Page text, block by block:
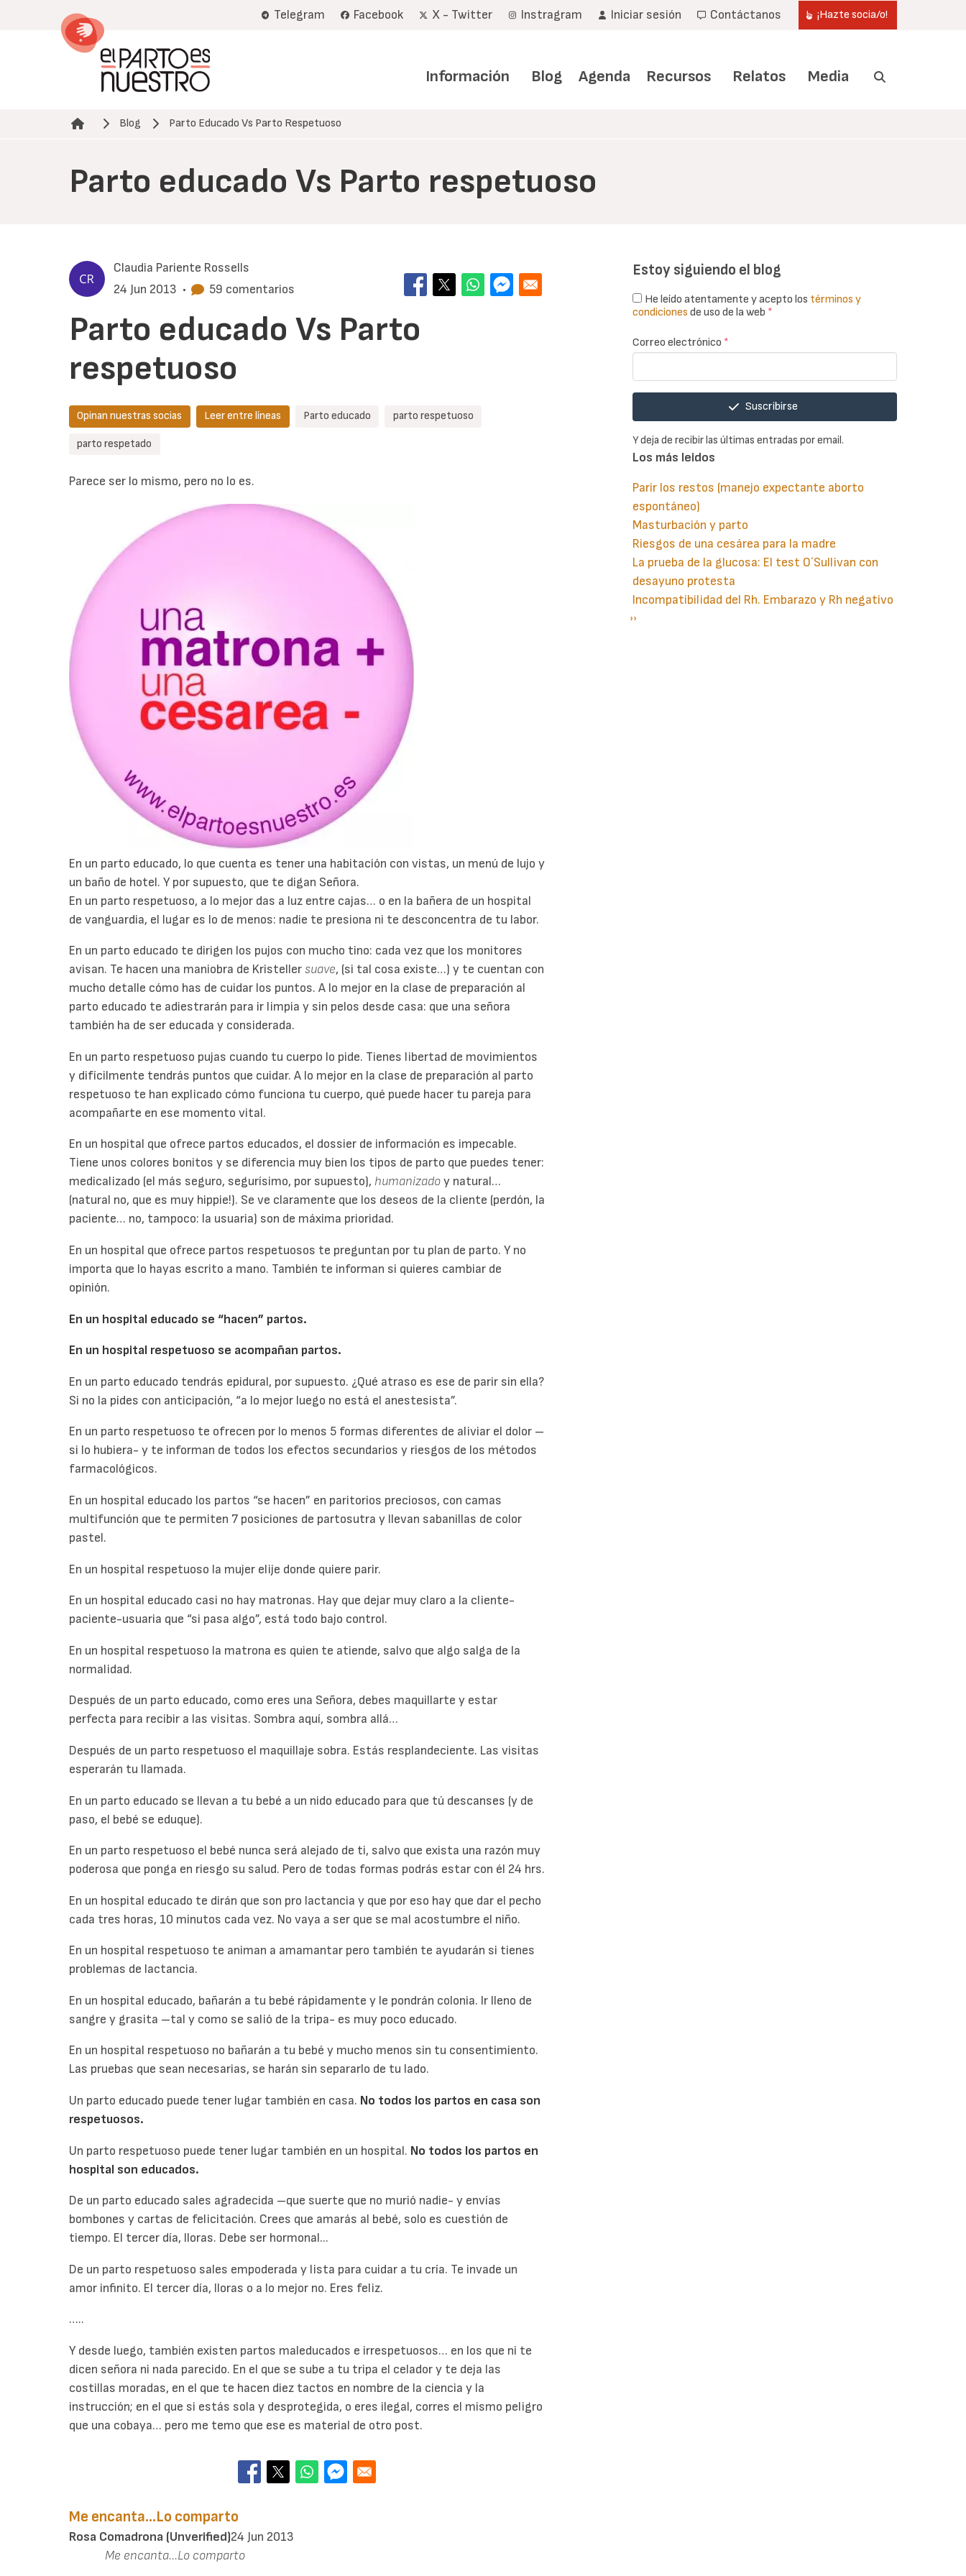
Telegram Facebook X - Twitter Instragram Iniciar sesión Contáctanos ¡Hazte socia/o!
Información Blog Agenda Recursos Relatos Media
Ruta de navegación
Blog Parto Educado Vs Parto Respetuoso
Parto educado Vs Parto respetuoso
Claudia Pariente Rossells
24 Jun 2013 • 59 comentarios
Parto educado Vs Parto
respetuoso
Opinan nuestras socias Leer entre líneas Parto educado parto respetuoso
parto respetado
Parece ser lo mismo, pero no lo es.
En un parto educado, lo que cuenta es tener una habitación con vistas, un menú de lujo y
un baño de hotel. Y por supuesto, que te digan Señora.
En un parto respetuoso, a lo mejor das a luz entre cajas… o en la bañera de un hospital
de vanguardia, el lugar es lo de menos: nadie te presiona ni te desconcentra de tu labor.
En un parto educado te dirigen los pujos con mucho tino: cada vez que los monitores
avisan. Te hacen una maniobra de Kristeller suave, (si tal cosa existe…) y te cuentan con
mucho detalle cómo has de cuidar los puntos. A lo mejor en la clase de preparación al
parto educado te adiestrarán para ir limpia y sin pelos desde casa: que una señora
también ha de ser educada y considerada.
En un parto respetuoso pujas cuando tu cuerpo lo pide. Tienes libertad de movimientos
y difícilmente tendrás puntos que cuidar. A lo mejor en la clase de preparación al parto
respetuoso te han explicado cómo funciona tu cuerpo, qué puede hacer tu pareja para
acompañarte en ese momento vital.
En un hospital que ofrece partos educados, el dossier de información es impecable.
Tiene unos colores bonitos y se diferencia muy bien los tipos de parto que puedes tener:
medicalizado (el más seguro, segurísimo, por supuesto), humanizadoy natural…
(natural no, que es muy hippie!). Se ve claramente que los deseos de la cliente (perdón, la
paciente… no, tampoco: la usuaria) son de máxima prioridad.
En un hospital que ofrece partos respetuosos te preguntan por tu plan de parto. Y no
importa que lo hayas escrito a mano. También te informan si quieres cambiar de
opinión.
En un hospital educado se “hacen” partos.
En un hospital respetuoso se acompañan partos.
En un parto educado tendrás epidural, por supuesto. ¿Qué atraso es ese de parir sin ella?
Si no la pides con anticipación, “a lo mejor luego no está el anestesista”.
En un parto respetuoso te ofrecen por lo menos 5 formas diferentes de aliviar el dolor –
si lo hubiera- y te informan de todos los efectos secundarios y riesgos de los métodos
farmacológicos.
En un hospital educado los partos “se hacen” en paritorios preciosos, con camas
multifunción que te permiten 7 posiciones de partosutra y llevan sabanillas de color
pastel.
En un hospital respetuoso la mujer elije donde quiere parir.
En un hospital educado casi no hay matronas. Hay que dejar muy claro a la cliente-
paciente-usuaria que “si pasa algo”, está todo bajo control.
En un hospital respetuoso la matrona es quien te atiende, salvo que algo salga de la
normalidad.
Después de un parto educado, como eres una Señora, debes maquillarte y estar
perfecta para recibir a las visitas. Sombra aquí, sombra allá…
Después de un parto respetuoso el maquillaje sobra. Estás resplandeciente. Las visitas
esperarán tu llamada.
En un parto educado se llevan a tu bebé a un nido educado para que tú descanses (y de
paso, el bebé se eduque).
En un parto respetuoso el bebé nunca será alejado de ti, salvo que exista una razón muy
poderosa que ponga en riesgo su salud. Pero de todas formas podrás estar con él 24 hrs.
En un hospital educado te dirán que son pro lactancia y que por eso hay que dar el pecho
cada tres horas, 10 minutos cada vez. No vaya a ser que se mal acostumbre el niño.
En un hospital respetuoso te animan a amamantar pero también te ayudarán si tienes
problemas de lactancia.
En un hospital educado, bañarán a tu bebé rápidamente y le pondrán colonia. Ir lleno de
sangre y grasita –tal y como se salió de la tripa- es muy poco educado.
En un hospital respetuoso no bañarán a tu bebé y mucho menos sin tu consentimiento.
Las pruebas que sean necesarias, se harán sin separarlo de tu lado.
Un parto educado puede tener lugar también en casa. No todos los partos en casa son
respetuosos.
Un parto respetuoso puede tener lugar también en un hospital. No todos los partos en
hospital son educados.
De un parto educado sales agradecida –que suerte que no murió nadie- y envías
bombones y cartas de felicitación. Crees que amarás al bebé, solo es cuestión de
tiempo. El tercer día, lloras. Debe ser hormonal...
De un parto respetuoso sales empoderada y lista para cuidar a tu cría. Te invade un
amor infinito. El tercer día, lloras o a lo mejor no. Eres feliz.
…..
Y desde luego, también existen partos maleducados e irrespetuosos… en los que ni te
dicen señora ni nada parecido. En el que se sube a tu tripa el celador y te deja las
costillas moradas, en el que te hacen diez tactos en nombre de la ciencia y la
instrucción; en el que si estás sola y desprotegida, o eres ilegal, corres el mismo peligro
que una cobaya… pero me temo que ese es material de otro post.
Me encanta...Lo comparto
Rosa Comadrona (unverified)24 Jun 2013
Me encanta...Lo comparto
Estoy siguiendo el blog
He leído atentamente y acepto los términos y
condiciones de uso de la web *
Correo electrónico *
Suscribirse
Y deja de recibir las últimas entradas por email.
Los más leidos
Parir los restos (manejo expectante aborto
espontáneo)
Masturbación y parto
Riesgos de una cesárea para la madre
La prueba de la glucosa: El test O´Sullivan con
desayuno protesta
Incompatibilidad del Rh. Embarazo y Rh negativo
Paginación
Siguiente
››